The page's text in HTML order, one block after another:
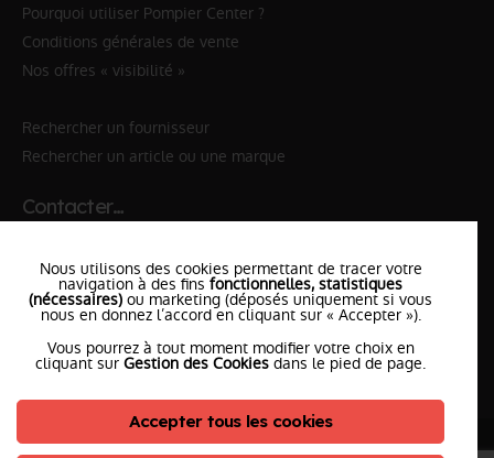
Pourquoi utiliser Pompier Center ?
Conditions générales de vente
Nos offres « visibilité »
Rechercher un fournisseur
Rechercher un article ou une marque
Contacter…
✆ 18№National Sapeurs-Pompiers
le SDISle plus proche
l'équipePompierCenter
©2026 Pompier Center • Mentions Légales •
Nous utilisons des cookies permettant de tracer votre
navigation à des fins fonctionnelles, statistiques
(nécessaires) ou marketing (déposés uniquement si vous
nous en donnez l’accord en cliquant sur « Accepter »).
Vous pourrez à tout moment modifier votre choix en
cliquant sur Gestion des Cookies dans le pied de page.
Accepter tous les cookies